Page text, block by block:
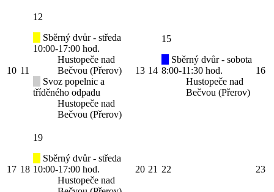
10 11
12
Sběrný dvůr - středa
10:00-17:00 hod.
Hustopeče nad
Bečvou (Přerov)
Svoz popelnic a
tříděného odpadu
Hustopeče nad
Bečvou (Přerov)
13 14
15
Sběrný dvůr - sobota
8:00-11:30 hod.
Hustopeče nad
Bečvou (Přerov)
16
17 18
19
Sběrný dvůr - středa
10:00-17:00 hod.
Hustopeče nad
20 21 22 23